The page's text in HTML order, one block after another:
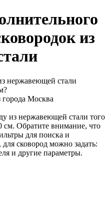
из
нержавеющей стали
города Москва
из нержавеющей стали того
см. Обратите внимание, что
для поиска и
сковород можно задать:
и другие параметры.